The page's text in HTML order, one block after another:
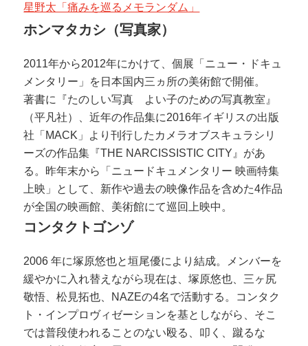
星野太「痛みを巡るメモランダム」
ホンマタカシ（写真家）
2011年から2012年にかけて、個展「ニュー・ドキュ
メンタリー」を日本国内三ヵ所の美術館で開催。
著書に『たのしい写真 よい子のための写真教室』
（平凡社）、近年の作品集に2016年イギリスの出版
社「MACK」より刊行したカメラオブスキュラシリ
ーズの作品集『THE NARCISSISTIC CITY』があ
る。昨年末から「ニュードキュメンタリー 映画特集
上映」として、新作や過去の映像作品を含めた4作品
が全国の映画館、美術館にて巡回上映中。
コンタクトゴンゾ
2006 年に塚原悠也と垣尾優により結成。メンバーを
緩やかに入れ替えながら現在は、塚原悠也、三ヶ尻
敬悟、松見拓也、NAZEの4名で活動する。コンタク
ト・インプロヴィゼーションを基としながら、そこ
では普段使われることのない殴る、叩く、蹴るな